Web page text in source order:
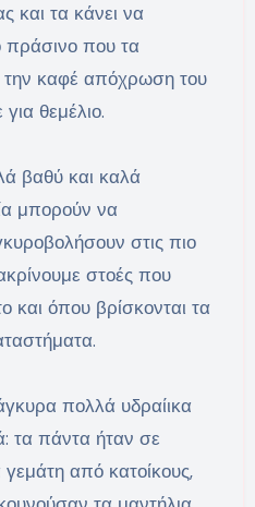
και τα κάνει να
πράσινο που τα
την καφέ απόχρωση του
θεμέλιο.
βαθύ και καλά
μπορούν να
στις πιο
στοές που
και όπου βρίσκονται τα
πολλά υδραίικα
τα πάντα ήταν σε
από κατοίκους,